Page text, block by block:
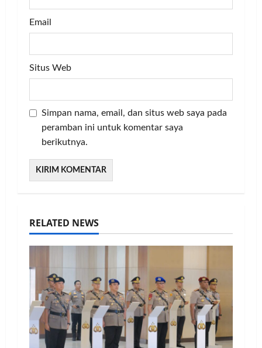
Email
Situs Web
Simpan nama, email, dan situs web saya pada
peramban ini untuk komentar saya
berikutnya.
RELATED NEWS